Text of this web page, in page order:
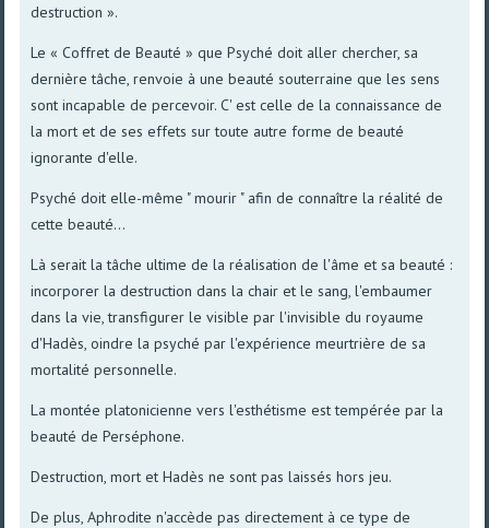
destruction ».
Le « Coffret de Beauté » que Psyché doit aller chercher, sa
dernière tâche, renvoie à une beauté souterraine que les sens
sont incapable de percevoir. C' est celle de la connaissance de
la mort et de ses effets sur toute autre forme de beauté
ignorante d'elle.
Psyché doit elle-même " mourir " afin de connaître la réalité de
cette beauté...
Là serait la tâche ultime de la réalisation de l'âme et sa beauté :
incorporer la destruction dans la chair et le sang, l'embaumer
dans la vie, transfigurer le visible par l'invisible du royaume
d'Hadès, oindre la psyché par l'expérience meurtrière de sa
mortalité personnelle.
La montée platonicienne vers l'esthétisme est tempérée par la
beauté de Perséphone.
Destruction, mort et Hadès ne sont pas laissés hors jeu.
De plus, Aphrodite n'accède pas directement à ce type de